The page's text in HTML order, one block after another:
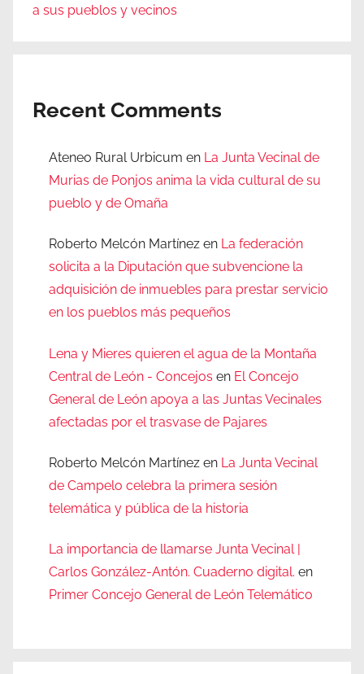
a sus pueblos y vecinos
Recent Comments
Ateneo Rural Urbicum en La Junta Vecinal de
Murias de Ponjos anima la vida cultural de su
pueblo y de Omaña
Roberto Melcón Martínez en La federación
solicita a la Diputación que subvencione la
adquisición de inmuebles para prestar servicio
en los pueblos más pequeños
Lena y Mieres quieren el agua de la Montaña
Central de León - Concejos en El Concejo
General de León apoya a las Juntas Vecinales
afectadas por el trasvase de Pajares
Roberto Melcón Martínez en La Junta Vecinal
de Campelo celebra la primera sesión
telemática y pública de la historia
La importancia de llamarse Junta Vecinal |
Carlos González-Antón. Cuaderno digital. en
Primer Concejo General de León Telemático